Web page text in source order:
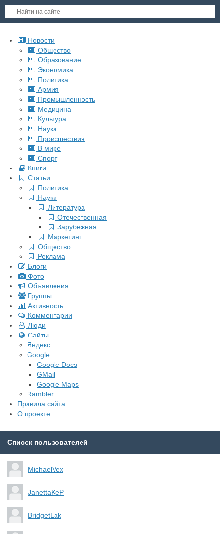
Новости
Общество
Образование
Экономика
Политика
Армия
Промышленность
Медицина
Культура
Наука
Происшествия
В мире
Спорт
Книги
Статьи
Политика
Науки
Литература
Отечественная
Зарубежная
Маркетинг
Общество
Реклама
Блоги
Фото
Объявления
Группы
Активность
Комментарии
Люди
Сайты
Яндекс
Google
Google Docs
GMail
Google Maps
Rambler
Правила сайта
О проекте
Список пользователей
MichaelVex
JanettaKeP
BridgetLak